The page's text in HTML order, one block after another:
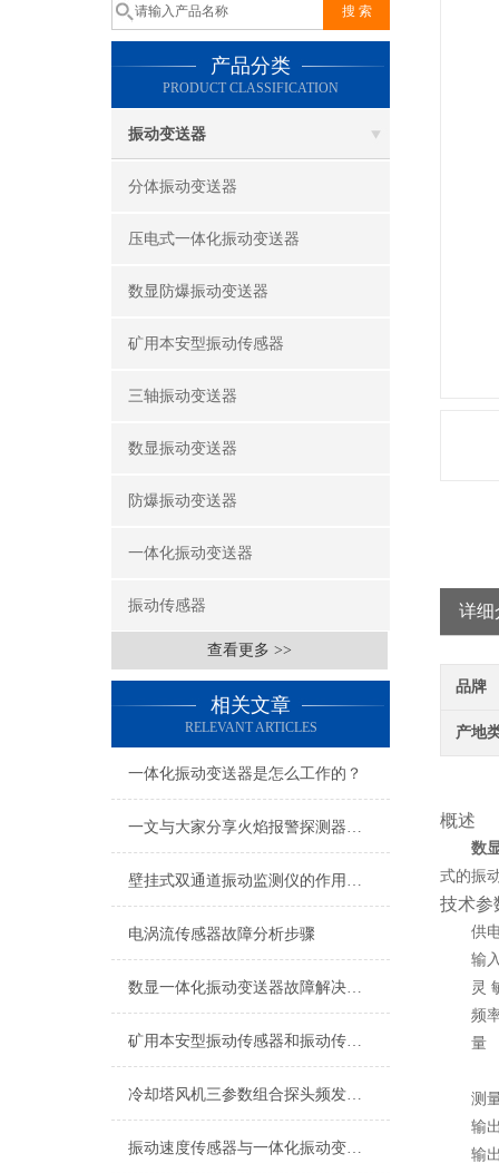
产品分类
PRODUCT CLASSIFICATION
振动变送器
分体振动变送器
压电式一体化振动变送器
数显防爆振动变送器
矿用本安型振动传感器
三轴振动变送器
数显振动变送器
防爆振动变送器
一体化振动变送器
振动传感器
查看更多 >>
相关文章
RELEVANT ARTICLES
一体化振动变送器是怎么工作的？
一文与大家分享火焰报警探测器的安装位置选择方法
壁挂式双通道振动监测仪的作用和参数
电涡流传感器故障分析步骤
数显一体化振动变送器故障解决方法
矿用本安型振动传感器和振动传感器的区别
冷却塔风机三参数组合探头频发异常？振动、温度、油位故障分步自检+判断
振动速度传感器与一体化振动变送器现场工况适配及应用用途
详细
品牌
产地
概述
数
式的振
技术参
供
输
灵
频
量
测
输
输